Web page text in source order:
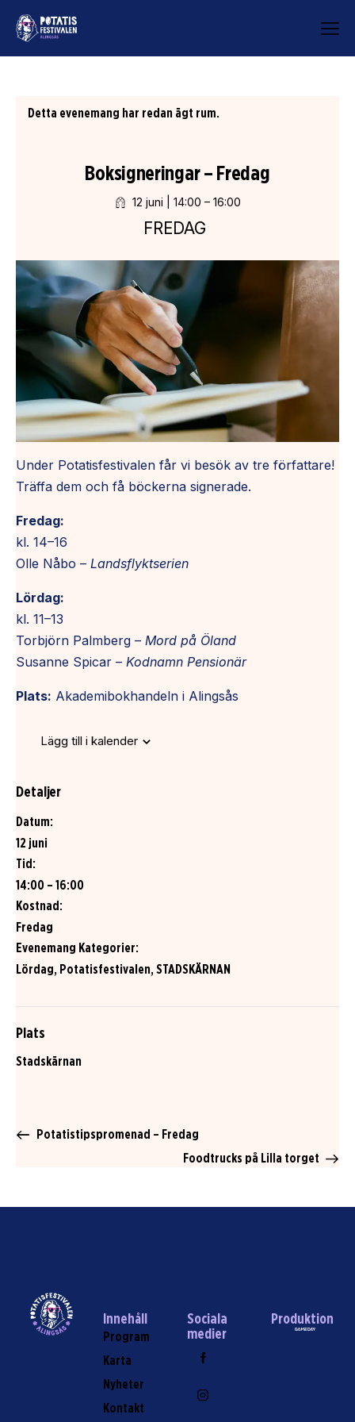
Detta evenemang har redan ägt rum.
Boksigneringar – Fredag
12 juni | 14:00 – 16:00
FREDAG
Under Potatisfestivalen får vi besök av tre författare!
Träffa dem och få böckerna signerade.
Fredag:
kl. 14–16
Olle Nåbo – Landsflyktserien
Lördag:
kl. 11–13
Torbjörn Palmberg – Mord på Öland
Susanne Spicar – Kodnamn Pensionär
Plats: Akademibokhandeln i Alingsås
Lägg till i kalender
Detaljer
Datum:
12 juni
Tid:
14:00 – 16:00
Kostnad:
Fredag
Evenemang Kategorier:
Lördag, Potatisfestivalen, STADSKÄRNAN
Plats
Stadskärnan
Potatistipspromenad – Fredag
Foodtrucks på Lilla torget
Innehåll
Program
Karta
Nyheter
Kontakt
Sociala
medier
Produktion